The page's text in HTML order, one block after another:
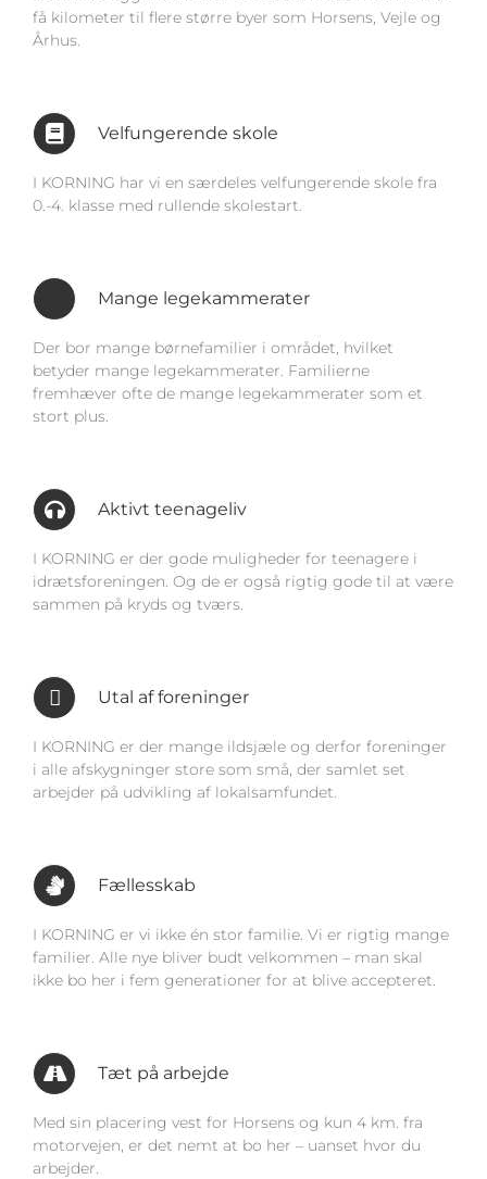
få kilometer til flere større byer som Horsens, Vejle og
Århus.
Velfungerende skole
I KORNING har vi en særdeles velfungerende skole fra
0.-4. klasse med rullende skolestart.
Mange legekammerater
Der bor mange børnefamilier i området, hvilket
betyder mange legekammerater. Familierne
fremhæver ofte de mange legekammerater som et
stort plus.
Aktivt teenageliv
I KORNING er der gode muligheder for teenagere i
idrætsforeningen. Og de er også rigtig gode til at være
sammen på kryds og tværs.
Utal af foreninger
I KORNING er der mange ildsjæle og derfor foreninger
i alle afskygninger store som små, der samlet set
arbejder på udvikling af lokalsamfundet.
Fællesskab
I KORNING er vi ikke én stor familie. Vi er rigtig mange
familier. Alle nye bliver budt velkommen – man skal
ikke bo her i fem generationer for at blive accepteret.
Tæt på arbejde
Med sin placering vest for Horsens og kun 4 km. fra
motorvejen, er det nemt at bo her – uanset hvor du
arbejder.